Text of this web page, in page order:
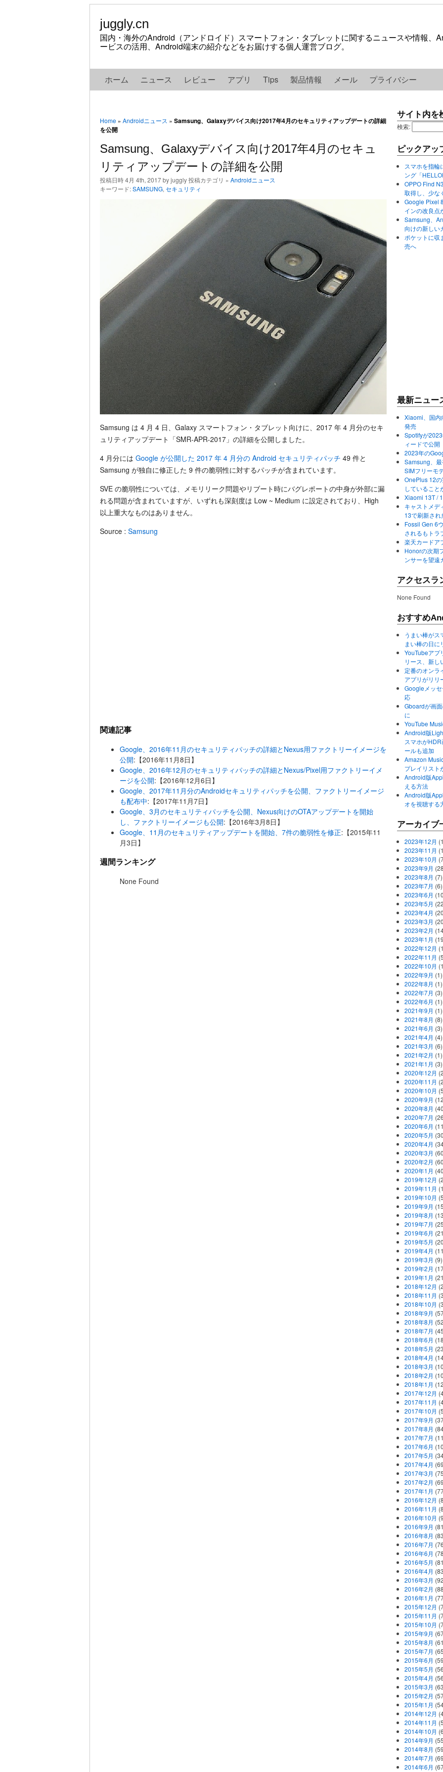
juggly.cn
国内・海外のAndroid（アンドロイド）スマートフォン・タブレットに関するニュースや情報、
ービスの活用、Android端末の紹介などをお届けする個人運営ブログ。
ホーム ニュース レビュー アプリ Tips 製品情報 メール プライバシー
Home » Androidニュース » Samsung、Galaxyデバイス向け2017年4月のセキュリティアップデートの詳細
を公開
Samsung、Galaxyデバイス向け2017年4月のセキュ
リティアップデートの詳細を公開
投稿日時 4月 4th, 2017 by juggly 投稿カテゴリ » Androidニュース
キーワード:SAMSUNG, セキュリティ
Samsung は 4 月 4 日、Galaxy スマートフォン・タブレット向けに、2017 年 4 月分のセキ
ュリティアップデート「SMR-APR-2017」の詳細を公開しました。
4 月分には Google が公開した 2017 年 4 月分の Android セキュリティパッチ 49 件と
Samsung が独自に修正した 9 件の脆弱性に対するパッチが含まれています。
SVE の脆弱性については、メモリリーク問題やリブート時にバグレポートの中身が外部に漏
れる問題が含まれていますが、いずれも深刻度は Low ~ Medium に設定されており、High
以上重大なものはありません。
Source : Samsung
関連記事
Google、2016年11月のセキュリティパッチの詳細とNexus用ファクトリーイメージを
公開:【2016年11月8日】
Google、2016年12月のセキュリティパッチの詳細とNexus/Pixel用ファクトリーイメ
ージを公開:【2016年12月6日】
Google、2017年11月分のAndroidセキュリティパッチを公開、ファクトリーイメージ
も配布中:【2017年11月7日】
Google、3月のセキュリティパッチを公開、Nexus向けのOTAアップデートを開始
し、ファクトリーイメージも公開:【2016年3月8日】
Google、11月のセキュリティアップデートを開始、7件の脆弱性を修正:【2015年11
月3日】
週間ランキング
None Found
サイト内を
検索:
ピックアッ
スマホを指輪
ング「
OPPO Find
取得し、少な
Google Pixel
インの改良点
Samsung、
向けの新しい
ポケットに収
売へ
最新ニュー
Xiaomi、国内
発売
Spotifyが
ィードで公開
2023年の
Samsung、
SIMフリーモ
OnePlus 12
していること
Xiaomi 13T /
キャストメデ
13で刷新さ
Fossil Gen 6
されるもトラ
楽天カードア
Honorの次期
ンサーを望遠
アクセスラ
None Found
おすすめ
うまい棒がス
まい棒の日に
YouTubeアプ
リース、新し
定番のオンラ
アプリがリリ
Googleメッ
応
Gboardが画
に
YouTube
Android版
スマホが
ールも追加
Amazon
プレイリスト
Android版
える方法
Android版
オを視聴する
アーカイブ
2023年12月
2023年11月
2023年10月
2023年9月
2023年8月 (7)
2023年7月 (6)
2023年6月
2023年5月
2023年4月
2023年3月
2023年2月
2023年1月
2022年12月
2022年11月
2022年10月
2022年9月 (1)
2022年8月 (1)
2022年7月 (3)
2022年6月 (1)
2021年9月 (1)
2021年8月 (8)
2021年6月 (3)
2021年4月 (4)
2021年3月 (6)
2021年2月 (1)
2021年1月 (3)
2020年12月
2020年11月
2020年10月
2020年9月
2020年8月
2020年7月
2020年6月
2020年5月
2020年4月
2020年3月
2020年2月
2020年1月
2019年12月
2019年11月
2019年10月
2019年9月
2019年8月
2019年7月
2019年6月
2019年5月
2019年4月
2019年3月 (9)
2019年2月
2019年1月
2018年12月
2018年11月
2018年10月
2018年9月
2018年8月
2018年7月
2018年6月
2018年5月
2018年4月
2018年3月
2018年2月
2018年1月
2017年12月
2017年11月
2017年10月
2017年9月
2017年8月
2017年7月
2017年6月
2017年5月
2017年4月
2017年3月
2017年2月
2017年1月
2016年12月
2016年11月
2016年10月
2016年9月
2016年8月
2016年7月
2016年6月
2016年5月
2016年4月
2016年3月
2016年2月
2016年1月
2015年12月
2015年11月
2015年10月
2015年9月
2015年8月
2015年7月
2015年6月
2015年5月
2015年4月
2015年3月
2015年2月
2015年1月
2014年12月
2014年11月
2014年10月
2014年9月
2014年8月
2014年7月
2014年6月